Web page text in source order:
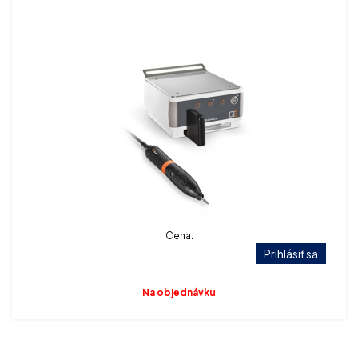
Cena:
Prihlásiť sa
Na objednávku